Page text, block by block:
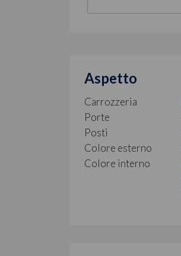
Aspetto
Carrozzeria
Porte
Posti
Colore esterno
Colore interno